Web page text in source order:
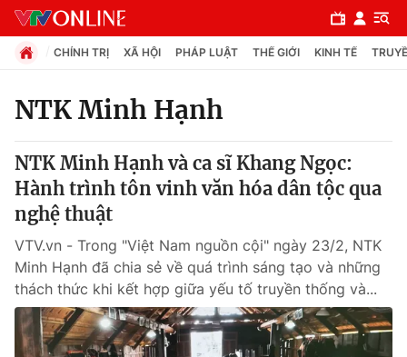
Chuyên mục
Chính trị
Pháp luật
Y tế
CHÍNH TRỊ XÃ HỘI PHÁP LUẬT THẾ GIỚI KINH TẾ
NTK Minh Hạnh
NTK Minh Hạnh và ca sĩ Khang Ngọc:
Hành trình tôn vinh văn hóa dân tộc qua
nghệ thuật
VTV.vn - Trong "Việt Nam nguồn cội" ngày 23/2, NTK
Minh Hạnh đã chia sẻ về quá trình sáng tạo và những
thách thức khi kết hợp giữa yếu tố truyền thống và...